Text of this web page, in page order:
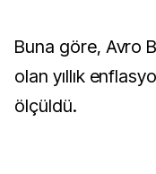
Buna göre, Avro
olan yıllık
ölçüldü.